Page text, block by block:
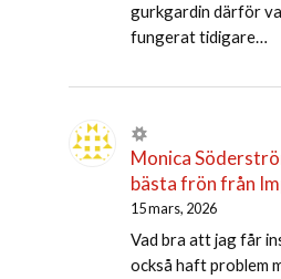
gurkgardin därför
fungerat tidigare…
Monica
bästa frön från
15 mars, 2026
Vad bra att jag får
också haft problem